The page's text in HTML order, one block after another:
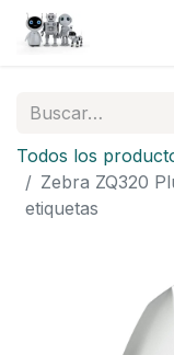
Todos los
Zebra ZQ320
etiquetas